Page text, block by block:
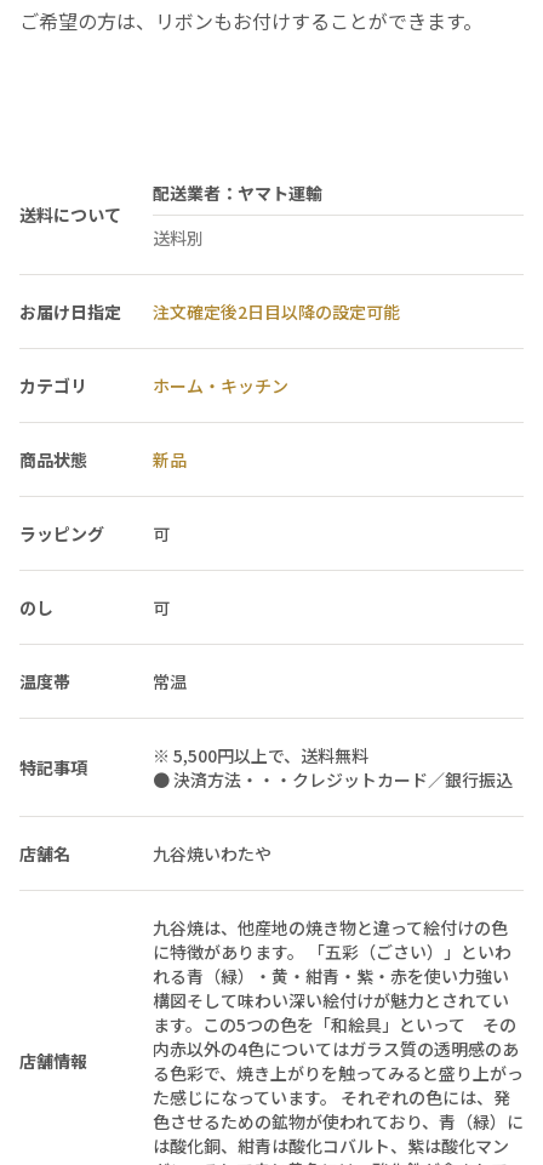
ご希望の方は、リボンもお付けすることができます。
送料について
配送業者：ヤマト運輸
送料別
お届け日指定 注文確定後2日目以降の設定可能
カテゴリ ホーム・キッチン
商品状態 新品
ラッピング 可
のし 可
温度帯 常温
特記事項
※ 5,500円以上で、送料無料
● 決済方法・・・クレジットカード／銀行振込
店舗名 九谷焼いわたや
店舗情報
九谷焼は、他産地の焼き物と違って絵付けの色
に特徴があります。 「五彩（ごさい）」といわ
れる青（緑）・黄・紺青・紫・赤を使い力強い
構図そして味わい深い絵付けが魅力とされてい
ます。この5つの色を「和絵具」といって その
内赤以外の4色についてはガラス質の透明感のあ
る色彩で、焼き上がりを触ってみると盛り上がっ
た感じになっています。 それぞれの色には、発
色させるための鉱物が使われており、青（緑）に
は酸化銅、紺青は酸化コバルト、紫は酸化マン